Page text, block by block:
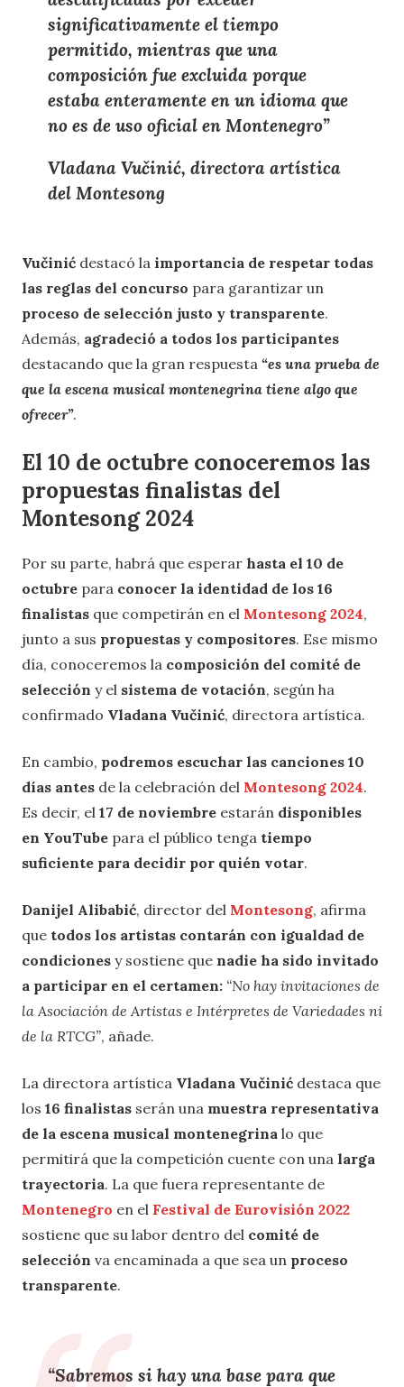
significativamente el tiempo
permitido, mientras que una
composición fue excluida porque
estaba enteramente en un idioma que
no es de uso oficial en Montenegro”
Vladana Vučinić, directora artística
del Montesong
Vučinić destacó la importancia de respetar todas
las reglas del concurso para garantizar un
proceso de selección justo y transparente.
Además, agradeció a todos los participantes
destacando que la gran respuesta “es una prueba de
que la escena musical montenegrina tiene algo que
ofrecer”.
El 10 de octubre conoceremos las
propuestas finalistas del
Montesong 2024
Por su parte, habrá que esperar hasta el 10 de
octubre para conocer la identidad de los 16
finalistas que competirán en el Montesong 2024,
junto a sus propuestas y compositores. Ese mismo
día, conoceremos la composición del comité de
selección y el sistema de votación, según ha
confirmado Vladana Vučinić, directora artística.
En cambio, podremos escuchar las canciones 10
días antes de la celebración del Montesong 2024.
Es decir, el 17 de noviembre estarán disponibles
en YouTube para el público tenga tiempo
suficiente para decidir por quién votar.
Danijel Alibabić, director del Montesong, afirma
que todos los artistas contarán con igualdad de
condiciones y sostiene que nadie ha sido invitado
a participar en el certamen: “No hay invitaciones de
la Asociación de Artistas e Intérpretes de Variedades ni
de la RTCG”, añade.
La directora artística Vladana Vučinić destaca que
los 16 finalistas serán una muestra representativa
de la escena musical montenegrina lo que
permitirá que la competición cuente con una larga
trayectoria. La que fuera representante de
Montenegro en el Festival de Eurovisión 2022
sostiene que su labor dentro del comité de
selección va encaminada a que sea un proceso
transparente.
“Sabremos si hay una base para que